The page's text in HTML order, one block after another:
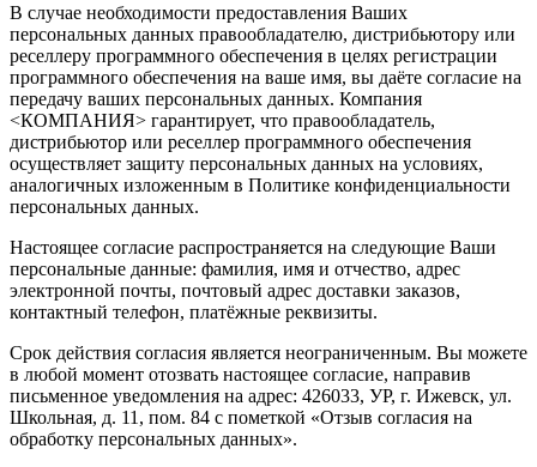
В случае необходимости предоставления Ваших
персональных данных правообладателю, дистрибьютору или
реселлеру программного обеспечения в целях регистрации
программного обеспечения на ваше имя, вы даёте согласие на
передачу ваших персональных данных. Компания
<КОМПАНИЯ> гарантирует, что правообладатель,
дистрибьютор или реселлер программного обеспечения
осуществляет защиту персональных данных на условиях,
аналогичных изложенным в Политике конфиденциальности
персональных данных.
Настоящее согласие распространяется на следующие Ваши
персональные данные: фамилия, имя и отчество, адрес
электронной почты, почтовый адрес доставки заказов,
контактный телефон, платёжные реквизиты.
Срок действия согласия является неограниченным. Вы можете
в любой момент отозвать настоящее согласие, направив
письменное уведомления на адрес: 426033, УР, г. Ижевск, ул.
Школьная, д. 11, пом. 84 с пометкой «Отзыв согласия на
обработку персональных данных».